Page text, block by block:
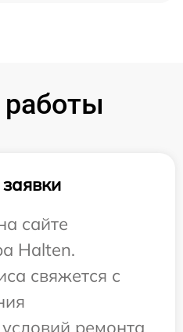
сайте
Halten.
свяжется с
ремонта